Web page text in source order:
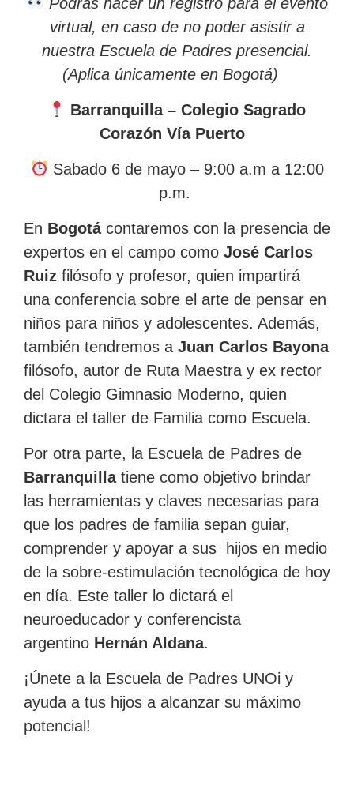
virtual, en caso de no poder asistir a
nuestra Escuela de Padres presencial.
(Aplica únicamente en Bogotá)
Barranquilla – Colegio Sagrado
Corazón Vía Puerto
Sabado 6 de mayo – 9:00 a.m a 12:00
p.m.
En Bogotácontaremos con la presencia de
expertos en el campo como José Carlos
Ruiz filósofo y profesor, quien impartirá
una conferencia sobre el arte de pensar en
niños para niños y adolescentes. Además,
también tendremos a Juan Carlos Bayona
filósofo, autor de Ruta Maestra y ex rector
del Colegio Gimnasio Moderno, quien
dictara el taller de Familia como Escuela.
Por otra parte, la Escuela de Padres de
Barranquillatiene como objetivo brindar
las herramientas y claves necesarias para
que los padres de familia sepan guiar,
comprender y apoyar a sus hijos en medio
de la sobre-estimulación tecnológica de hoy
en día. Este taller lo dictará el
neuroeducador y conferencista
argentino Hernán Aldana.
¡Únete a la Escuela de Padres UNOi y
ayuda a tus hijos a alcanzar su máximo
potencial!